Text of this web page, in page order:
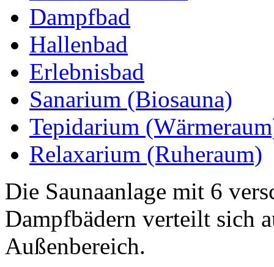
Dampfbad
Hallenbad
Erlebnisbad
Sanarium (Biosauna)
Tepidarium
Relaxarium (Ruheraum)
Die Saunaanlage mit 6
Dampfbädern verteilt sich
Außenbereich.